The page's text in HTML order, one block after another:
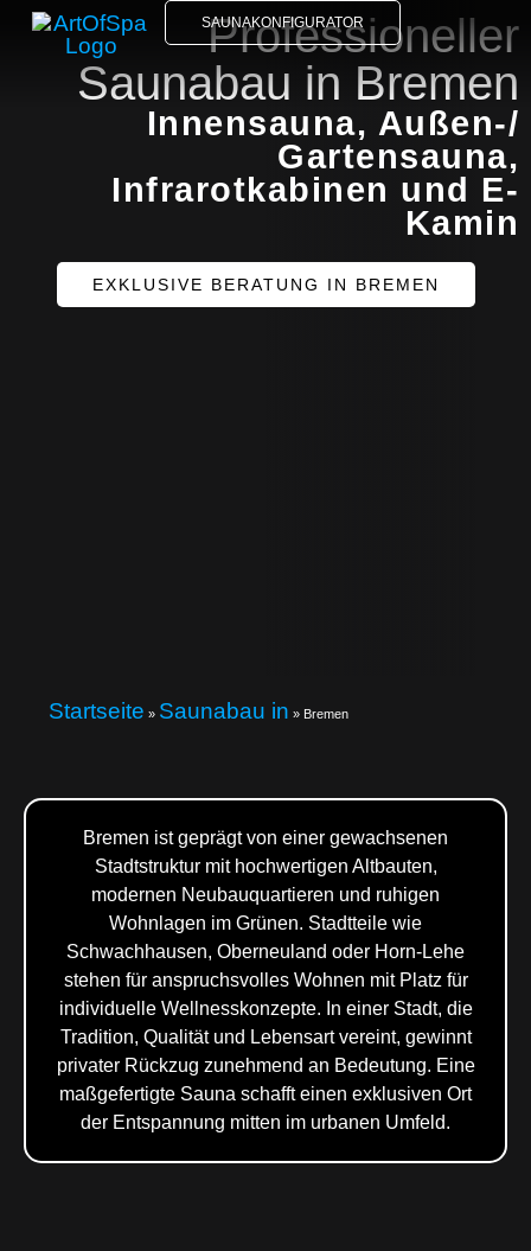
SAUNAKONFIGURATOR
Professioneller
Saunabau in Bremen
Innensauna, Außen-/
Gartensauna,
Infrarotkabinen und E-
Kamin
EXKLUSIVE BERATUNG IN BREMEN
Startseite » Saunabau in » Bremen
Bremen ist geprägt von einer gewachsenen
Stadtstruktur mit hochwertigen Altbauten,
modernen Neubauquartieren und ruhigen
Wohnlagen im Grünen. Stadtteile wie
Schwachhausen, Oberneuland oder Horn-Lehe
stehen für anspruchsvolles Wohnen mit Platz für
individuelle Wellnesskonzepte. In einer Stadt, die
Tradition, Qualität und Lebensart vereint, gewinnt
privater Rückzug zunehmend an Bedeutung. Eine
maßgefertigte Sauna schafft einen exklusiven Ort
der Entspannung mitten im urbanen Umfeld.